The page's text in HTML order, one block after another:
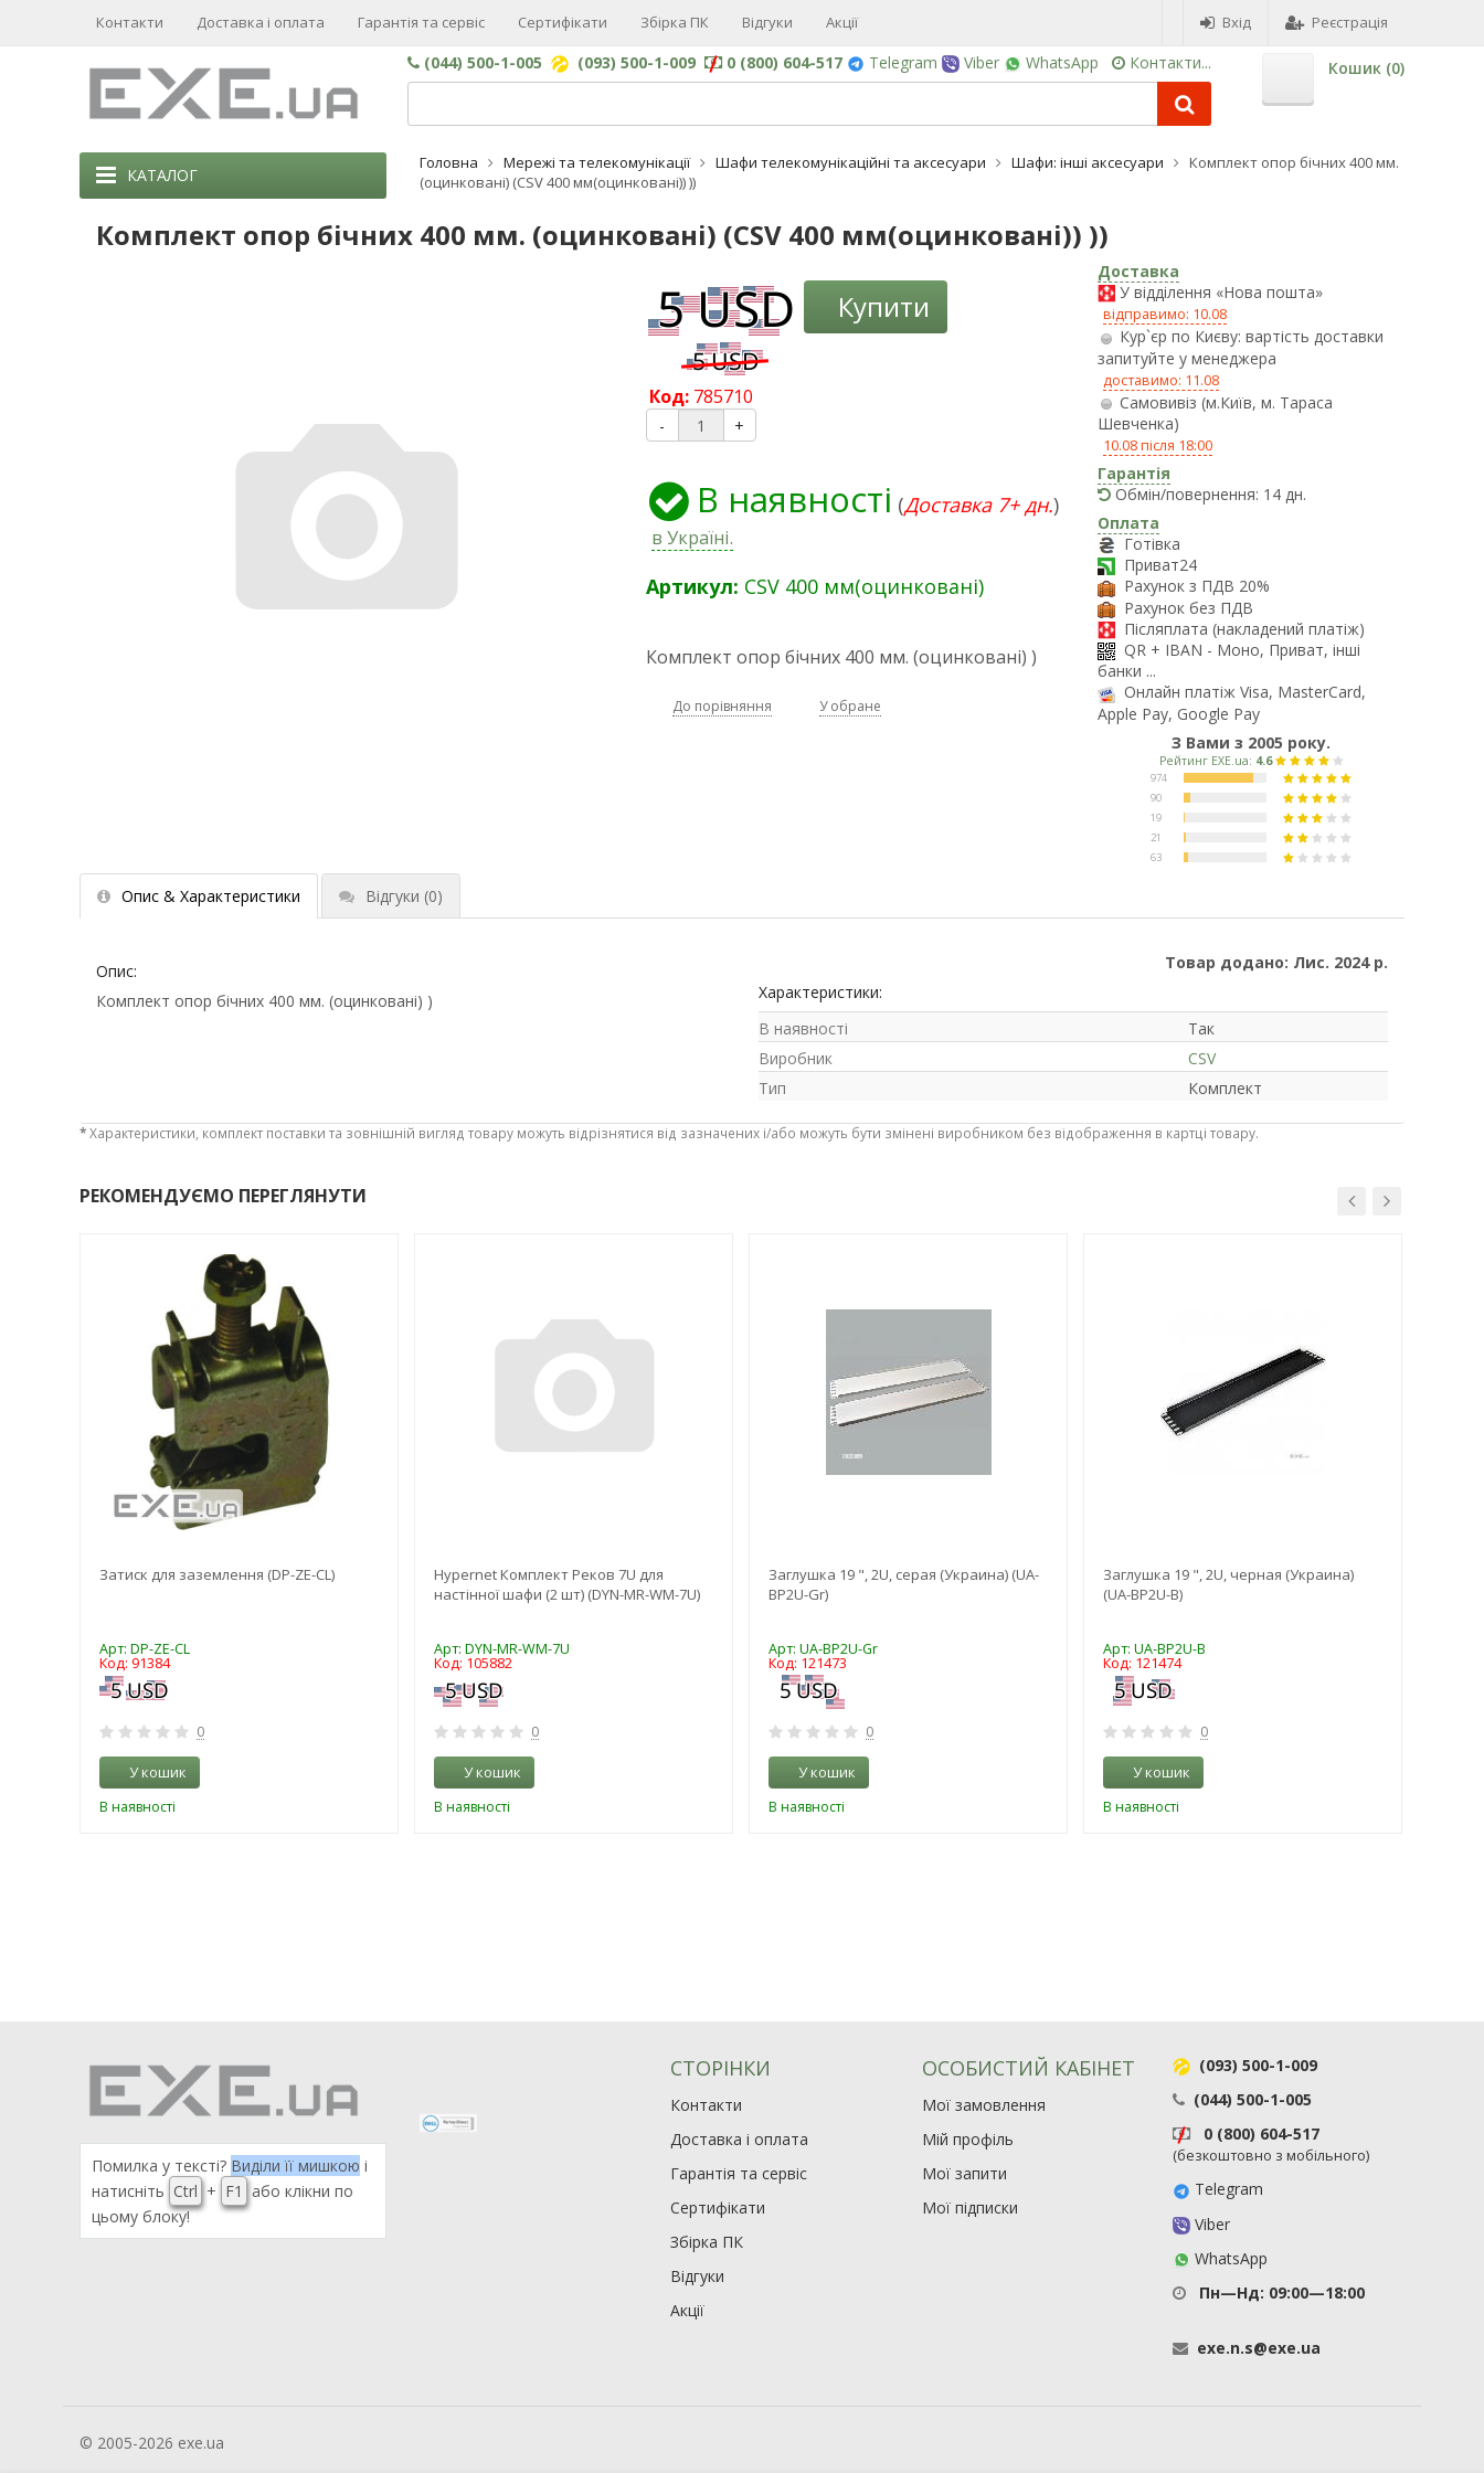
Контакти Доставка і оплата Гарантія та сервіс Сертифікати Збірка ПК Відгуки Акції Вхід Реєстрація
(044) 500-1-005 (093) 500-1-009 0 (800) 604-517 Telegram Viber WhatsApp Контакти... Кошик (0)
Головна Мережі та телекомунікації Шафи телекомунікаційні та аксесуари Шафи: інші аксесуари
Комплект опор бічних 400 мм.
(оцинковані) (CSV 400 мм(оцинковані)) ))
Комплект опор бічних 400 мм. (оцинковані) (CSV 400 мм(оцинковані)) ))
Купити
Код: 785710
- +
В наявності (Доставка 7+ дн.)
в Україні.
Артикул: CSV 400 мм(оцинковані)
Комплект опор бічних 400 мм. (оцинковані) )
До порівняння У обране
Доставка
У відділення «Нова пошта»
відправимо: 10.08
Кур`єр по Києву: вартість доставки
запитуйте у менеджера
доставимо: 11.08
Самовивіз (м.Київ, м. Тараса
Шевченка)
10.08 після 18:00
Гарантія
Обмін/повернення: 14 дн.
Оплата
Готівка
Приват24
Рахунок з ПДВ 20%
Рахунок без ПДВ
Післяплата (накладений платіж)
QR + IBAN - Моно, Приват, інші
банки ...
Онлайн платіж Visa, MasterCard,
Apple Pay, Google Pay
З Вами з 2005 року.
Опис & Характеристики Відгуки (0)
Опис:
Комплект опор бічних 400 мм. (оцинковані) )
Товар додано: Лис. 2024 р.
Характеристики:
В наявності
Так
Виробник
CSV
Тип
Комплект
*Характеристики, комплект поставки та зовнішній вигляд товару можуть відрізнятися від зазначених і/або можуть бути змінені виробником без відображення в картці товару.
РЕКОМЕНДУЄМО ПЕРЕГЛЯНУТИ
Затиск для заземлення (DP-ZE-CL)
Арт: DP-ZE-CL
Код: 91384
0
У кошик
В наявності
Hypernet Комплект Реков 7U для
настінної шафи (2 шт) (DYN-MR-WM-7U)
Арт: DYN-MR-WM-7U
Код: 105882
0
У кошик
В наявності
Заглушка 19 ", 2U, серая (Украина) (UA-
BP2U-Gr)
Арт: UA-BP2U-Gr
Код: 121473
0
У кошик
В наявності
Заглушка 19 ", 2U, черная (Украина)
(UA-BP2U-B)
Арт: UA-BP2U-B
Код: 121474
0
У кошик
В наявності
КАТАЛОГ
Помилка у тексті? Виділи її мишкою і
натисніть Ctrl + F1
або клікни по
цьому блоку!
СТОРІНКИ
Контакти
Доставка і оплата
Гарантія та сервіс
Сертифікати
Збірка ПК
Відгуки
Акції
ОСОБИСТИЙ КАБІНЕТ
Мої замовлення
Мій профіль
Мої запити
Мої підписки
(093) 500-1-009
(044) 500-1-005
0 (800) 604-517
(безкоштовно з мобільного)
Telegram
Viber
WhatsApp
Пн—Нд: 09:00—18:00
exe.n.s@exe.ua
© 2005-2026 exe.ua